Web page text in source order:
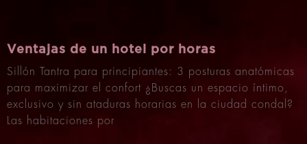
Ventajas de un hotel por horas
Sillón Tantra para principiantes: 3 posturas anatómicas
para maximizar el confort ¿Buscas un espacio íntimo,
exclusivo y sin ataduras horarias en la ciudad condal?
Las habitaciones por